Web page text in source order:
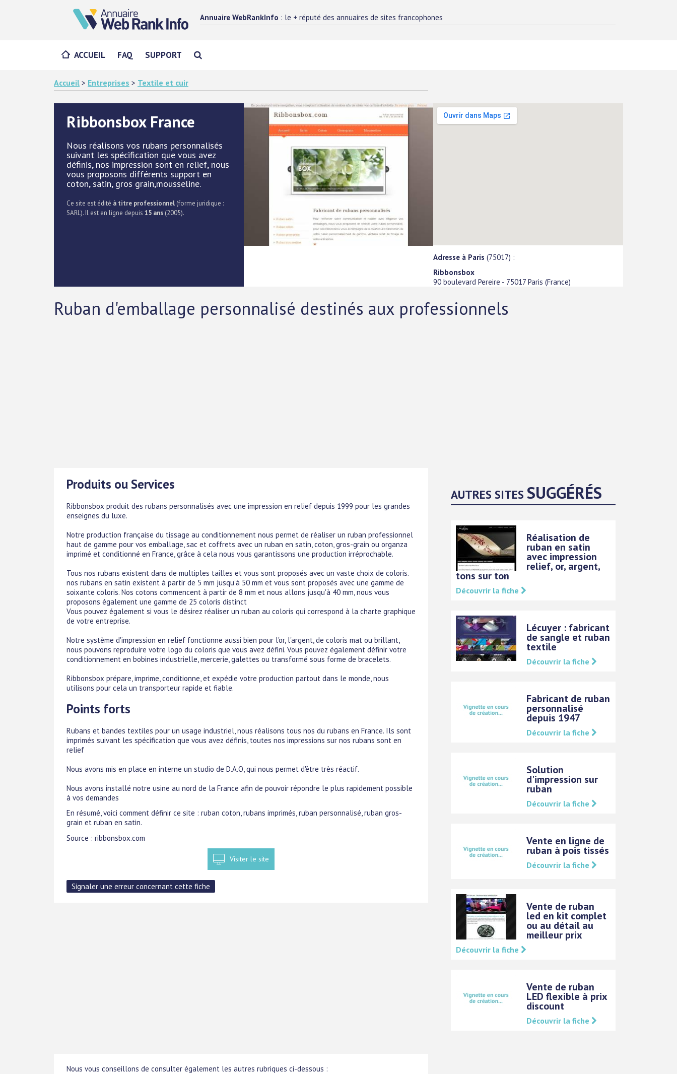
Annuaire WebRankInfo : le + réputé des annuaires de sites francophones
ACCUEIL FAQ SUPPORT
Accueil > Entreprises > Textile et cuir
Ribbonsbox France
Nous réalisons vos rubans personnalisés
suivant les spécification que vous avez
définis, nos impression sont en relief, nous
vous proposons différents support en
coton, satin, gros grain,mousseline.
Ce site est édité à titre professionnel (forme juridique :
SARL). Il est en ligne depuis 15 ans (2005).
Adresse à Paris (75017) :
Ribbonsbox
90 boulevard Pereire - 75017 Paris (France)
Ruban d'emballage personnalisé destinés aux professionnels
Produits ou Services
Ribbonsbox produit des rubans personnalisés avec une impression en relief depuis 1999 pour les grandes
enseignes du luxe.
Notre production française du tissage au conditionnement nous permet de réaliser un ruban professionnel
haut de gamme pour vos emballage, sac et coffrets avec un ruban en satin, coton, gros-grain ou organza
imprimé et conditionné en France, grâce à cela nous vous garantissons une production irréprochable.
Tous nos rubans existent dans de multiples tailles et vous sont proposés avec un vaste choix de coloris.
nos rubans en satin existent à partir de 5 mm jusqu'à 50 mm et vous sont proposés avec une gamme de
soixante coloris. Nos cotons commencent à partir de 8 mm et nous allons jusqu'à 40 mm, nous vous
proposons également une gamme de 25 coloris distinct
Vous pouvez également si vous le désirez réaliser un ruban au coloris qui correspond à la charte graphique
de votre entreprise.
Notre système d'impression en relief fonctionne aussi bien pour l'or, l'argent, de coloris mat ou brillant,
nous pouvons reproduire votre logo du coloris que vous avez défini. Vous pouvez également définir votre
conditionnement en bobines industrielle, mercerie, galettes ou transformé sous forme de bracelets.
Ribbonsbox prépare, imprime, conditionne, et expédie votre production partout dans le monde, nous
utilisons pour cela un transporteur rapide et fiable.
Points forts
Rubans et bandes textiles pour un usage industriel, nous réalisons tous nos du rubans en France. Ils sont
imprimés suivant les spécification que vous avez définis, toutes nos impressions sur nos rubans sont en
relief
Nous avons mis en place en interne un studio de D.A.O, qui nous permet d'être très réactif.
Nous avons installé notre usine au nord de la France afin de pouvoir répondre le plus rapidement possible
à vos demandes
En résumé, voici comment définir ce site : ruban coton, rubans imprimés, ruban personnalisé, ruban gros-
grain et ruban en satin.
Source : ribbonsbox.com
Visiter le site
Nous vous conseillons de consulter également les autres rubriques ci-dessous :
AUTRES SITESSUGGÉRÉS
Réalisation de
ruban en satin
avec impression
relief, or, argent,
tons sur ton
Découvrir la fiche
Lécuyer : fabricant
de sangle et ruban
textile
Découvrir la fiche
Fabricant de ruban
personnalisé
depuis 1947
Découvrir la fiche
Solution
d'impression sur
ruban
Découvrir la fiche
Vente en ligne de
ruban à pois tissés
Découvrir la fiche
Vente de ruban
led en kit complet
ou au détail au
meilleur prix
Découvrir la fiche
Vente de ruban
LED flexible à prix
discount
Découvrir la fiche